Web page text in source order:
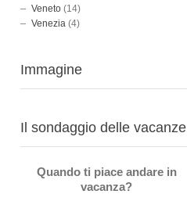
Veneto (14)
Venezia (4)
Immagine
Il sondaggio delle vacanze
Quando ti piace andare in
vacanza?